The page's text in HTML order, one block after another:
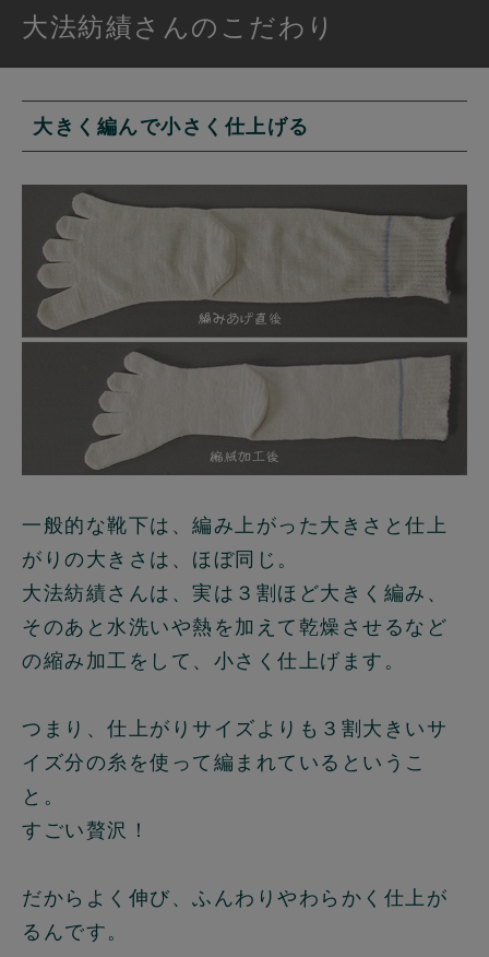
大法紡績さんのこだわり
大きく編んで小さく仕上げる
一般的な靴下は、編み上がった大きさと仕上
がりの大きさは、ほぼ同じ。
大法紡績さんは、実は３割ほど大きく編み、
そのあと水洗いや熱を加えて乾燥させるなど
の縮み加工をして、小さく仕上げます。
つまり、仕上がりサイズよりも３割大きいサ
イズ分の糸を使って編まれているというこ
と。
すごい贅沢！
だからよく伸び、ふんわりやわらかく仕上が
るんです。